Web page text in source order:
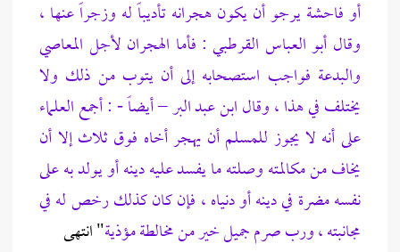
أو فاحشة يرجو أن يكون هجرانه تأديباً له وزجراً عنها ،
وقال أبو العباس القرطبي : فأما الهجران لأجل المعاصي
والبدعة فواجب استصحابه إلى أن يتوب من ذلك ولا
يختلف في هذا ، وقال ابن عبد البر – أيضاً - : أجمع العلماء
على أنه لا يجوز للمسلم أن يهجر أخاه فوق ثلاث إلا أن
يخاف من مكالمته وصلته ما يفسد عليه دينه أو يولد به على
نفسه مضرة في دينه أو دنياه ، فإن كان كذلك رخص له في
مجانبته ، ورب صرم جميل خير من مخالطة مؤذية" انتهى